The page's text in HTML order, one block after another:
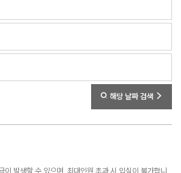
해당 날짜 검색
이 발생할 수 있으며, 최대인원 초과 시 입실이 불가합니